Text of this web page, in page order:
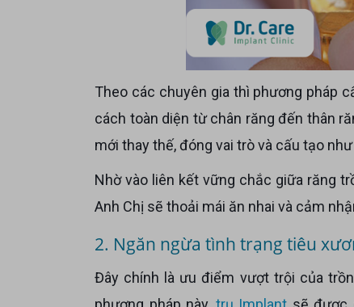
Theo các chuyên gia thì phương pháp cấy ghép Implant chính là giải pháp phục hồi lại răng đã mất một
cách toàn diện từ chân răng đến thân
mới thay thế, đóng vai trò và cấu tạo
Nhờ vào liên kết vững chắc giữa răng trồng với xương hàm mà các răng Implant rất chắc khỏe. Cô Chú,
Anh Chị sẽ thoải mái ăn nhai và cảm
2. Ngăn ngừa tình trạng tiêu
Đây chính là ưu điểm vượt trội của trồng răng Implant mà cá phương pháp khác không làm được. Với